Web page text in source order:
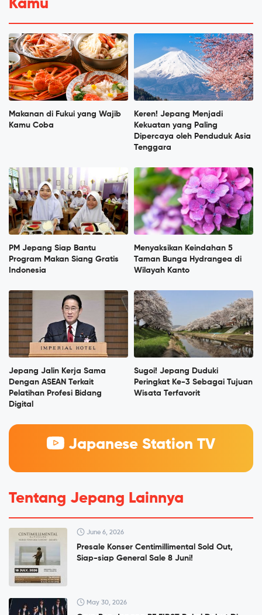
Kamu
Makanan di Fukui yang Wajib
Kamu Coba
Keren! Jepang Menjadi
Kekuatan yang Paling
Dipercaya oleh Penduduk Asia
Tenggara
PM Jepang Siap Bantu
Program Makan Siang Gratis
Indonesia
Menyaksikan Keindahan 5
Taman Bunga Hydrangea di
Wilayah Kanto
Jepang Jalin Kerja Sama
Dengan ASEAN Terkait
Pelatihan Profesi Bidang
Digital
Sugoi! Jepang Duduki
Peringkat Ke-3 Sebagai Tujuan
Wisata Terfavorit
Japanese Station TV
Tentang Jepang Lainnya
June 6, 2026
Presale Konser Centimillimental Sold Out,
Siap-siap General Sale 8 Juni!
May 30, 2026